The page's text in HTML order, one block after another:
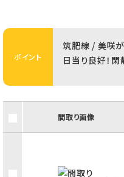
ポイント
筑肥線 / 美咲
日当り良好！閑
間取り画像